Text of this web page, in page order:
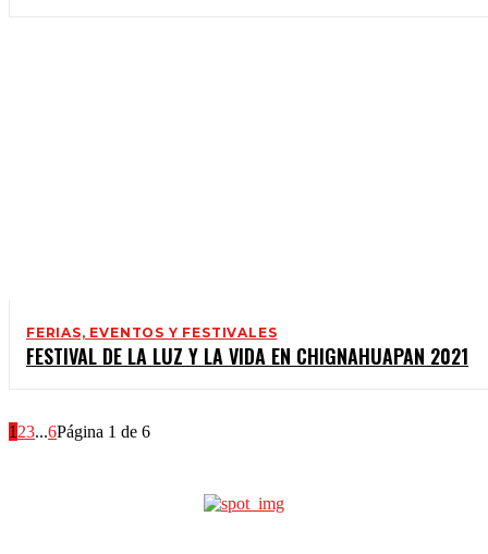
FERIAS, EVENTOS Y FESTIVALES
FESTIVAL DE LA LUZ Y LA VIDA EN CHIGNAHUAPAN 2021
1 23...6Página 1 de 6